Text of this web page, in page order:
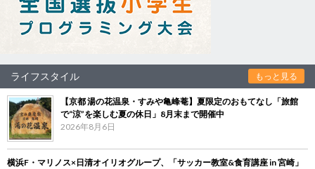
ライフスタイル もっと見る
【京都 湯の花温泉・すみや亀峰菴】夏限定のおもてなし「旅館
で“涼”を楽しむ夏の休日」8月末まで開催中
2026年8月6日
横浜F・マリノス×日清オイリオグループ、「サッカー教室&食育講座 in 宮崎」